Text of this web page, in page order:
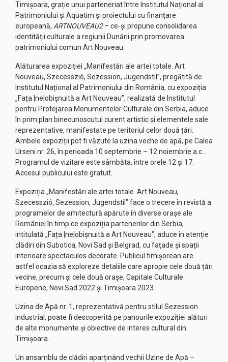
Timișoara, grație unui parteneriat între Institutul Național al
Patrimoniului și Aquatim și proiectului cu finanțare
europeană, ARTNOUVEAU2– ce-și propune consolidarea
identității culturale a regiunii Dunării prin promovarea
patrimoniului comun Art Nouveau.
Alăturarea expoziției „Manifestări ale artei totale. Art
Nouveau, Szecesszió, Sezession, Jugendstil”, pregătită de
Institutul Național al Patrimoniului din România, cu expoziția
„Fața |ne|obișnuită a Art Nouveau”, realizată de Institutul
pentru Protejarea Monumentelor Culturale din Serbia, aduce
în prim plan binecunoscutul curent artistic și elementele sale
reprezentative, manifestate pe teritoriul celor două țări.
Ambele expoziții pot fi văzute la uzina veche de apă, pe Calea
Urseni nr. 26, în perioada 10 septembrie – 12 noiembrie a.c..
Programul de vizitare este sâmbăta, între orele 12 și 17.
Accesul publicului este gratuit.
Expoziția „Manifestări ale artei totale. Art Nouveau,
Szecesszió, Sezession, Jugendstil” face o trecere în revistă a
programelor de arhitectură apărute în diverse orașe ale
României în timp ce expoziția partenerilor din Serbia,
intitulată „Fața |ne|obișnuită a Art Nouveau”, aduce în atenție
clădiri din Subotica, Novi Sad și Belgrad, cu fațade și spații
interioare spectaculos decorate. Publicul timișorean are
astfel ocazia să exploreze detaliile care apropie cele două țări
vecine, precum și cele două orașe, Capitale Culturale
Europene, Novi Sad 2022 și Timișoara 2023.
Uzina de Apă nr. 1, reprezentativă pentru stilul Sezession
industrial, poate fi descoperită pe panourile expoziției alături
de alte monumente și obiective de interes cultural din
Timișoara.
Un ansamblu de clădiri aparținând vechii Uzine de Apă –